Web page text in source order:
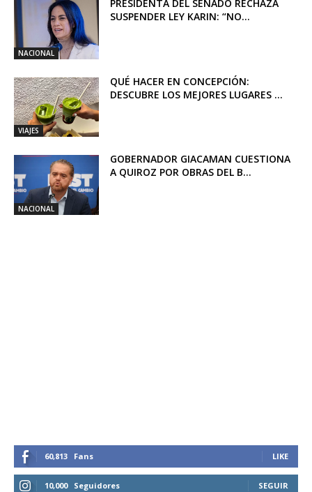
NACIONAL
PRESIDENTA DEL SENADO RECHAZA
SUSPENDER LEY KARIN: “NO...
VIAJES
QUÉ HACER EN CONCEPCIÓN:
DESCUBRE LOS MEJORES LUGARES ...
NACIONAL
GOBERNADOR GIACAMAN CUESTIONA
A QUIROZ POR OBRAS DEL B...
60,813 Fans LIKE
10,000 Seguidores SEGUIR